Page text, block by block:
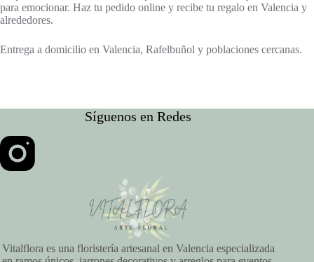
para emocionar. Haz tu pedido online y recibe tu regalo en Valencia y
alrededores.
Entrega a domicilio en Valencia, Rafelbuñol y poblaciones cercanas.
Síguenos en Redes
Vitalflora es una floristería artesanal en Valencia especializada